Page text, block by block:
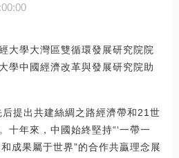
大學大灣區雙循環發展研究院院
學中國經濟改革與發展研究院助
提出共建絲綢之路經濟帶和21世
十年來，中國始終堅持“‘一帶一
成果屬于世界”的合作共贏理念展